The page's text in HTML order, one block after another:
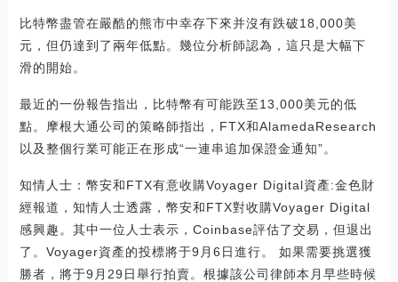
比特幣盡管在嚴酷的熊市中幸存下來并沒有跌破18,000美
元，但仍達到了兩年低點。幾位分析師認為，這只是大幅下
滑的開始。
最近的一份報告指出，比特幣有可能跌至13,000美元的低
點。摩根大通公司的策略師指出，FTX和AlamedaResearch
以及整個行業可能正在形成“一連串追加保證金通知”。
知情人士：幣安和FTX有意收購Voyager Digital資產:金色財
經報道，知情人士透露，幣安和FTX對收購Voyager Digital
感興趣。其中一位人士表示，Coinbase評估了交易，但退出
了。Voyager資產的投標將于9月6日進行。 如果需要挑選獲
勝者，將于9月29日舉行拍賣。根據該公司律師本月早些時候